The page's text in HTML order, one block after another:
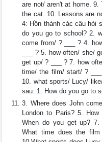
are not/ aren't at home. 9.
the cat. 10. Lessons are
4: Hồn thành các câu hỏi
do you go to school? 2.
come from/ ? ___ ? 4.
___ ? 5. how often/ she/
get up/ ? ___ ? 7. how
time/ the film/ start/ ?
10. what sports/ Lucy/
sau: 1. How do you go to
3. Where does John
London to Paris? 5.
When do you get up?
What time does the